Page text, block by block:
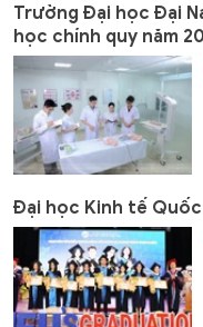
Trường Đại học Đại
học chính quy năm
Đại học Kinh tế